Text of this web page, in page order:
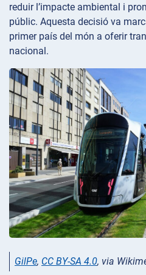
reduir l’impacte ambiental i
públic. Aquesta decisió va
primer país del món a oferir
nacional.
GilPe, CC BY-SA 4.0, via